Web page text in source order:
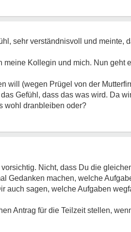
sehr verständnisvoll und meinte,
Kollegin und mich. Nun geht
will (wegen Prügel von der
Gefühl, dass das was wird. Da
wohl dranbleiben oder?
Nicht, dass Du die
Gedanken machen, welche
auch sagen, welche Aufgaben
Antrag für die Teilzeit stellen,